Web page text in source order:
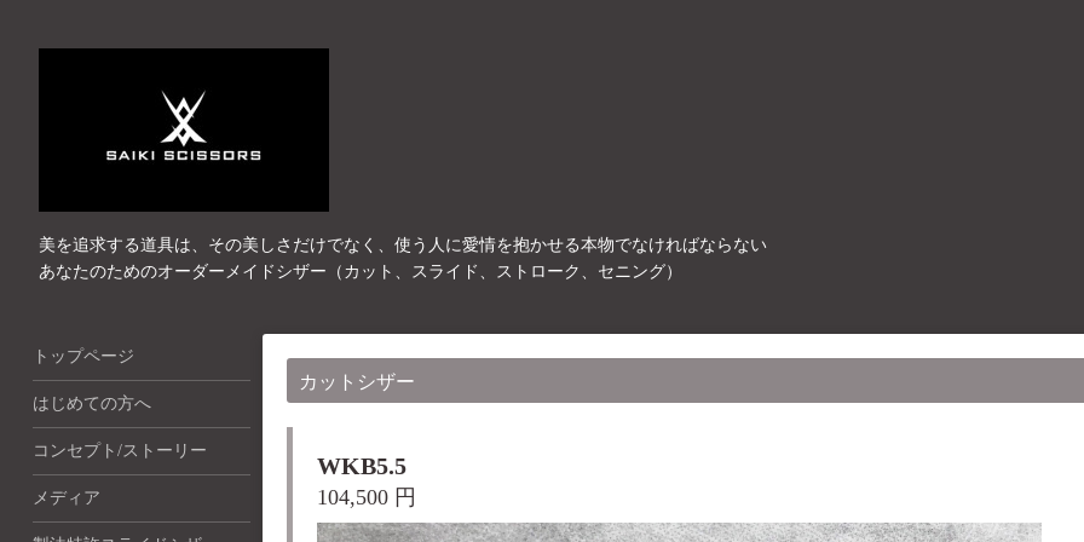
美を追求する道具は、その美しさだけでなく、使う人に愛情を抱かせる本物でなければならない
あなたのためのオーダーメイドシザー（カット、スライド、ストローク、セニング）
カットシザー
WKB5.5
104,500 円
トップページ
はじめての方へ
コンセプト/ストーリー
メディア